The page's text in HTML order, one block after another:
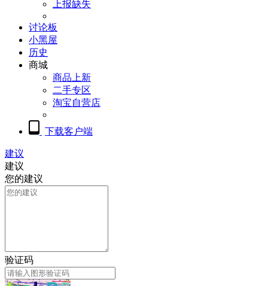
上报缺失
讨论板
小黑屋
历史
商城
商品上新
二手专区
淘宝自营店
下载客户端
建议
建议
您的建议
验证码